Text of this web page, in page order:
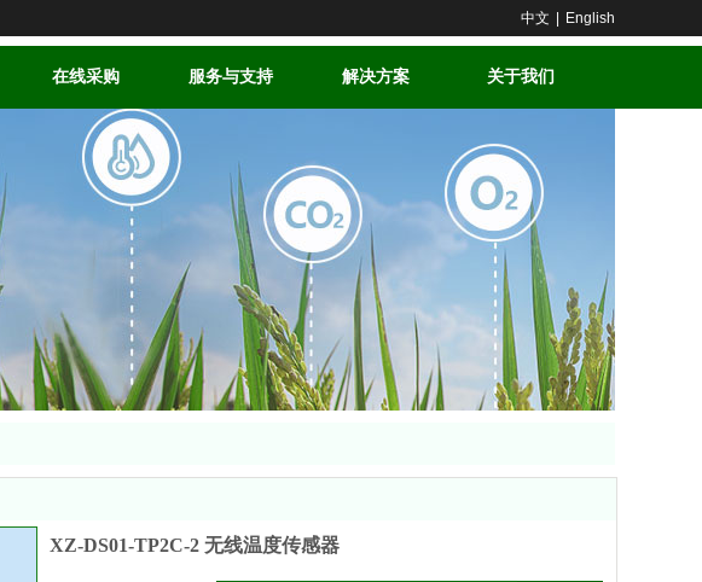
在线采购 服务与支持 解决方案 关于我们
中文 English
XZ-DS01-TP2C-2 无线温度传感器